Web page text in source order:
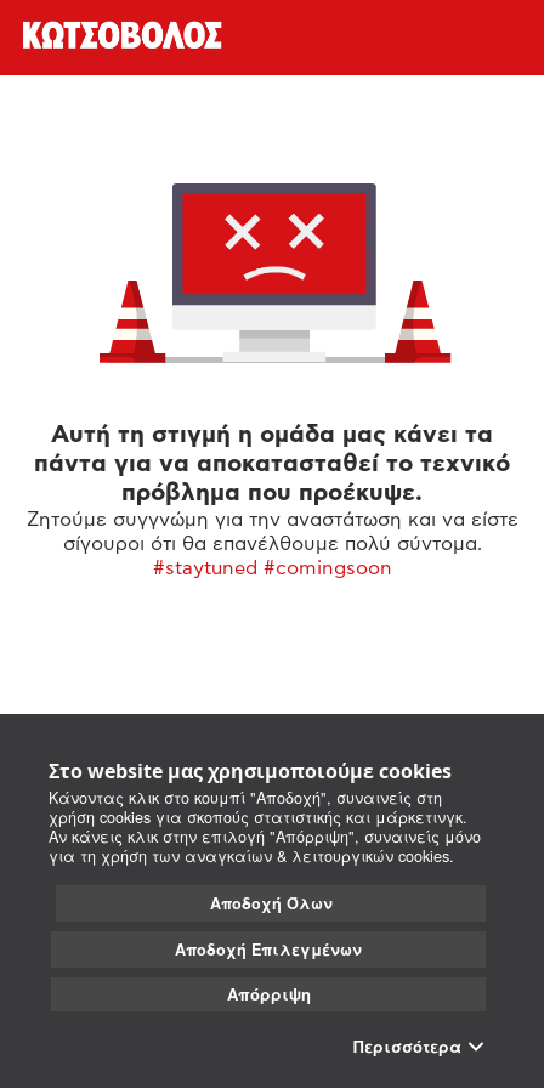
Στο website μας χρησιμοποιούμε cookies
Κάνοντας κλικ στο κουμπί "Αποδοχή", συναινείς στη
χρήση cookies για σκοπούς στατιστικής και μάρκετινγκ.
Αν κάνεις κλικ στην επιλογή "Απόρριψη", συναινείς μόνο
για τη χρήση των αναγκαίων & λειτουργικών cookies.
Αποδοχή Όλων
Αποδοχή Επιλεγμένων
Απόρριψη
Περισσότερα
Αυτή τη στιγμή η ομάδα μας κάνει τα
πάντα για να αποκατασταθεί το τεχνικό
πρόβλημα που προέκυψε.
Ζητούμε συγγνώμη για την αναστάτωση και να είστε
σίγουροι ότι θα επανέλθουμε πολύ σύντομα.
#staytuned #comingsoon